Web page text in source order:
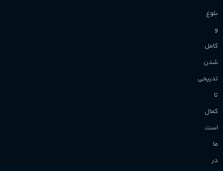
بلوغ
و
کامل
شدن
تدریجی
تا
کمال
است.
ما
در